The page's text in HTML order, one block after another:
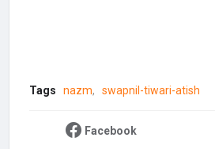
Tags nazm swapnil-tiwari-atish
Facebook